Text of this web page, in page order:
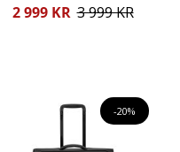
Reducerat
2 999 KR 3 999 KR
-20%